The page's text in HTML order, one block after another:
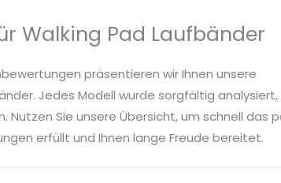
Walking Pad Laufbänder
präsentieren wir Ihnen unsere
Jedes Modell wurde sorgfältig analysiert,
Sie unsere Übersicht, um schnell das
erfüllt und Ihnen lange Freude bereitet.